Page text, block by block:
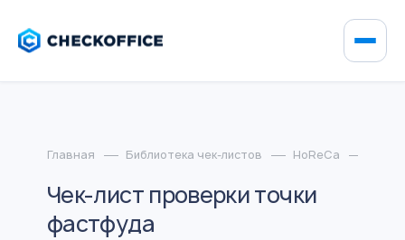
Главная Библиотека чек-листов HoReCa
Чек-лист проверки точки
фастфуда